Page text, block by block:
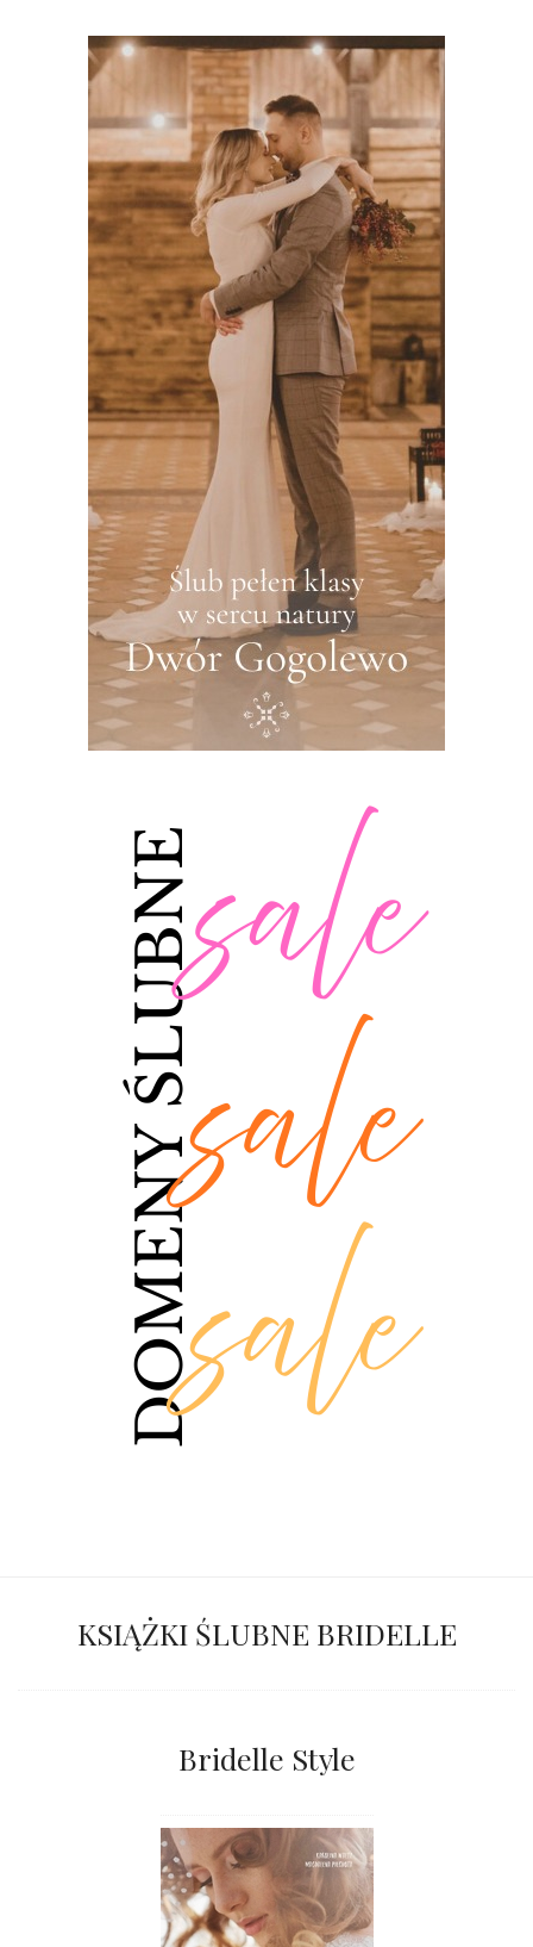
KSIĄŻKI ŚLUBNE BRIDELLE
Bridelle Style